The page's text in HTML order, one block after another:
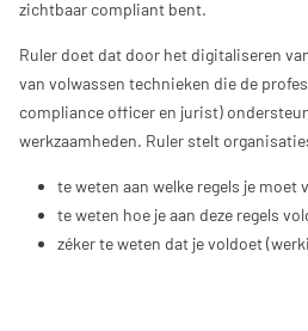
zichtbaar compliant bent.
Ruler doet dat door het digitaliseren
van volwassen technieken die de
compliance officer en jurist)
werkzaamheden. Ruler stelt
te weten aan welke regels je moet
te weten hoe je aan deze regels
zéker te weten dat je voldoet